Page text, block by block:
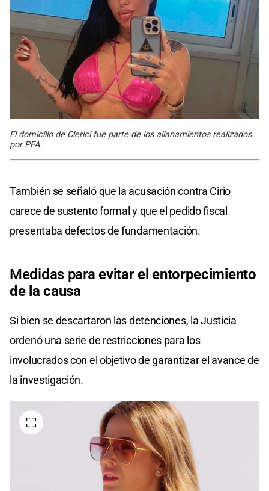
El domicilio de Clerici fue parte de los allanamientos realizados
por PFA.
También se señaló que la acusación contra Cirio
carece de sustento formal y que el pedido fiscal
presentaba defectos de fundamentación.
Medidas paraevitar el entorpecimiento
de la causa
Si bien se descartaron las detenciones, la Justicia
ordenó una serie de restricciones para los
involucrados con el objetivo de garantizar el avance de
la investigación.